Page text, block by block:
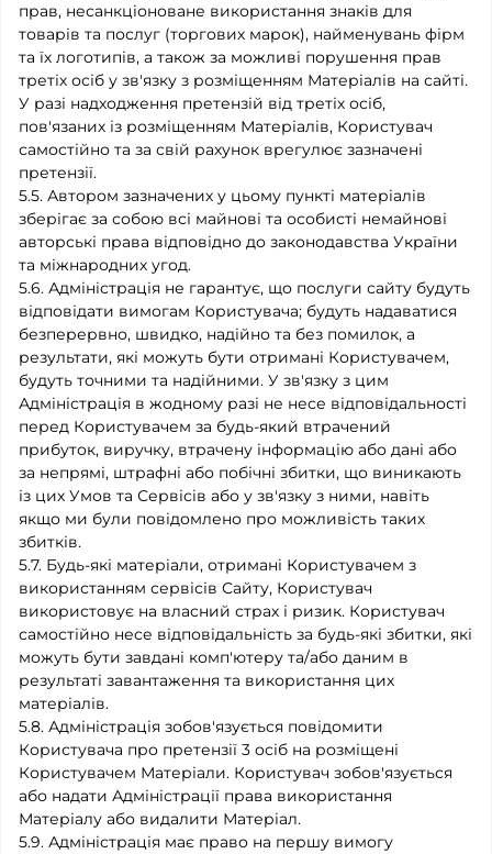
прав, несанкціоноване використання знаків для
товарів та послуг (торгових марок), найменувань фірм
та їх логотипів, а також за можливі порушення прав
третіх осіб у зв'язку з розміщенням Матеріалів на сайті.
У разі надходження претензій від третіх осіб,
пов'язаних із розміщенням Матеріалів, Користувач
самостійно та за свій рахунок врегулює зазначені
претензії.
5.5. Автором зазначених у цьому пункті матеріалів
зберігає за собою всі майнові та особисті немайнові
авторські права відповідно до законодавства України
та міжнародних угод.
5.6. Адміністрація не гарантує, що послуги сайту будуть
відповідати вимогам Користувача; будуть надаватися
безперервно, швидко, надійно та без помилок, а
результати, які можуть бути отримані Користувачем,
будуть точними та надійними. У зв'язку з цим
Адміністрація в жодному разі не несе відповідальності
перед Користувачем за будь-який втрачений
прибуток, виручку, втрачену інформацію або дані або
за непрямі, штрафні або побічні збитки, що виникають
із цих Умов та Сервісів або у зв'язку з ними, навіть
якщо ми були повідомлено про можливість таких
збитків.
5.7. Будь-які матеріали, отримані Користувачем з
використанням сервісів Сайту, Користувач
використовує на власний страх і ризик. Користувач
самостійно несе відповідальність за будь-які збитки, які
можуть бути завдані комп'ютеру та/або даним в
результаті завантаження та використання цих
матеріалів.
5.8. Адміністрація зобов'язується повідомити
Користувача про претензії 3 осіб на розміщені
Користувачем Матеріали. Користувач зобов'язується
або надати Адміністрації права використання
Матеріалу або видалити Матеріал.
5.9. Адміністрація має право на першу вимогу